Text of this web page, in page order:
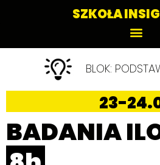
SZKOŁA
BLOK:
23-
BADANIA